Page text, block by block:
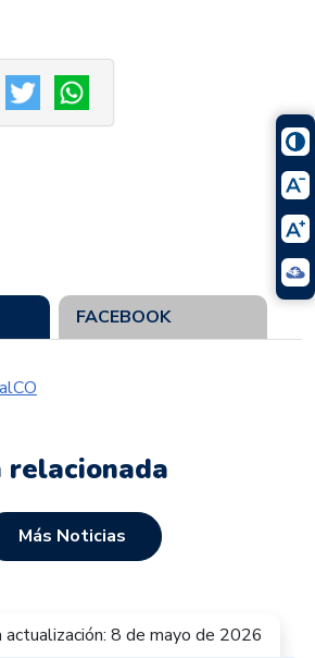
FACEBOOK
relacionada
Más Noticias
actualización: 8 de mayo de 2026